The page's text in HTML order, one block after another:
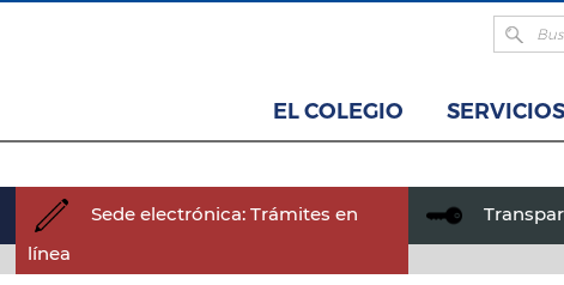
EL COLEGIO SERVICIOS
Sede electrónica: Trámites en
línea